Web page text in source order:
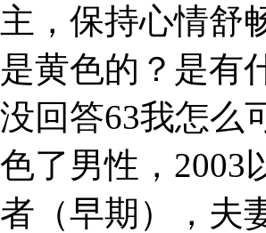
主，保持心情舒
是黄色的？是有
没回答63我怎么
色了男性，2003
者（早期），夫